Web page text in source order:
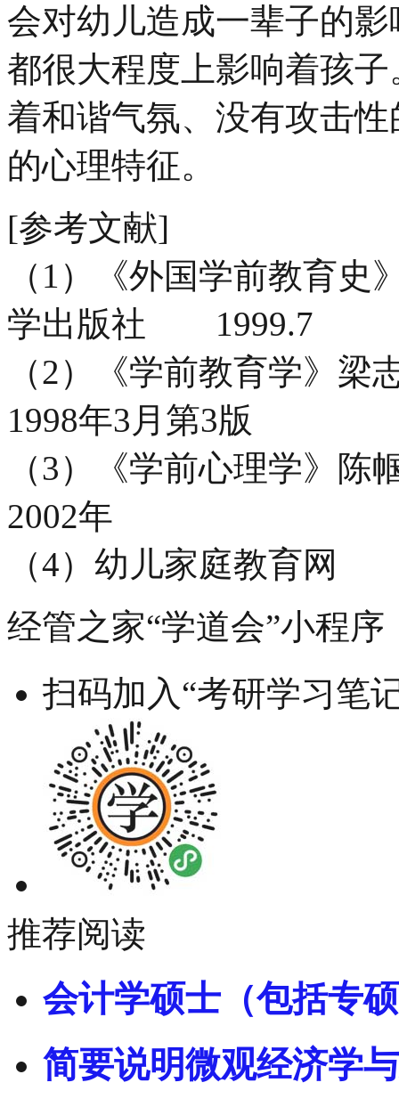
会对幼儿造成一辈子的
都很大程度上影响着孩
着和谐气氛、没有攻击
的心理特征。
[参考文献]
（1）《外国学前教
学出版社 1999.7
（2）《学前教育学
1998年3月第3版
（3）《学前心理学
2002年
（4）幼儿家庭教育网
经管之家“学道会”小程序
扫码加入“考研学习笔
推荐阅读
会计学硕士（包括专
简要说明微观经济学